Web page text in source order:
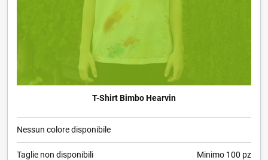
T-Shirt Bimbo Hearvin
Nessun colore disponibile
Taglie non disponibili Minimo 100 pz